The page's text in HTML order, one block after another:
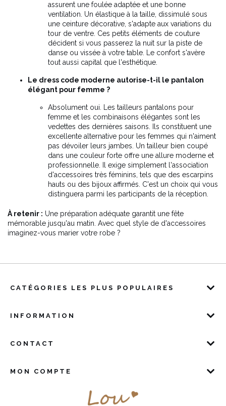
assurent une foulée adaptée et une bonne
ventilation. Un élastique à la taille, dissimulé sous
une ceinture décorative, s'adapte aux variations du
tour de ventre. Ces petits éléments de couture
décident si vous passerez la nuit sur la piste de
danse ou vissée à votre table. Le confort s'avère
tout aussi capital que l'esthétique.
Le dress code moderne autorise-t-il le pantalon
élégant pour femme ?
Absolument oui. Les tailleurs pantalons pour
femme et les combinaisons élégantes sont les
vedettes des dernières saisons. Ils constituent une
excellente alternative pour les femmes qui n'aiment
pas dévoiler leurs jambes. Un tailleur bien coupé
dans une couleur forte offre une allure moderne et
professionnelle. Il exige simplement l'association
d'accessoires très féminins, tels que des escarpins
hauts ou des bijoux affirmés. C'est un choix qui vous
distinguera parmi les participants de la réception.
À retenir : Une préparation adéquate garantit une fête
mémorable jusqu'au matin. Avec quel style de d'accessoires
imaginez-vous marier votre robe ?
CATÉGORIES LES PLUS POPULAIRES
INFORMATION
CONTACT
MON COMPTE